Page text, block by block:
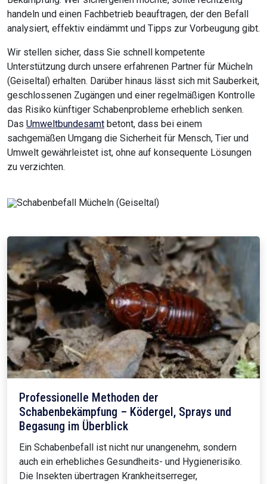
handeln und einen Fachbetrieb beauftragen, der den Befall
analysiert, effektiv eindämmt und Tipps zur Vorbeugung gibt.
Wir stellen sicher, dass Sie schnell kompetente
Unterstützung durch unsere erfahrenen Partner für Mücheln
(Geiseltal) erhalten. Darüber hinaus lässt sich mit Sauberkeit,
geschlossenen Zugängen und einer regelmäßigen Kontrolle
das Risiko künftiger Schabenprobleme erheblich senken.
Das Umweltbundesamt betont, dass bei einem
sachgemäßen Umgang die Sicherheit für Mensch, Tier und
Umwelt gewährleistet ist, ohne auf konsequente Lösungen
zu verzichten.
Professionelle Methoden der
Schabenbekämpfung – Ködergel, Sprays und
Begasung im Überblick
Ein Schabenbefall ist nicht nur unangenehm, sondern
auch ein erhebliches Gesundheits- und Hygienerisiko.
Die Insekten übertragen Krankheitserreger,